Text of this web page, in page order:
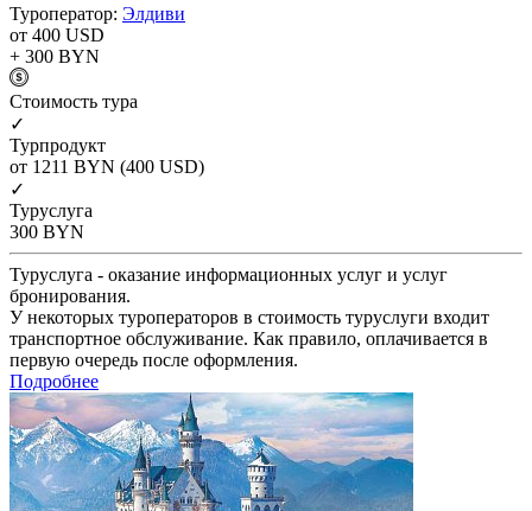
Туроператор: Элдиви
от 400 USD
+ 300 BYN
Cтоимость тура
✓
Турпродукт
от 1211 BYN (400 USD)
✓
Туруслуга
300 BYN
Туруслуга - оказание информационных услуг и услуг
бронирования.
У некоторых туроператоров в стоимость туруслуги входит
транспортное обслуживание. Как правило, оплачивается в
первую очередь после оформления.
Подробнее